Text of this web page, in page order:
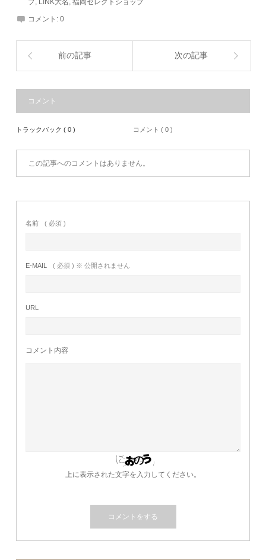
コメント:0
前の記事 次の記事
コメント
トラックバック ( 0 ) コメント ( 0 )
この記事へのコメントはありません。
名前 ( 必須 )
E-MAIL ( 必須 ) ※ 公開されません
URL
コメント内容
上に表示された文字を入力してください。